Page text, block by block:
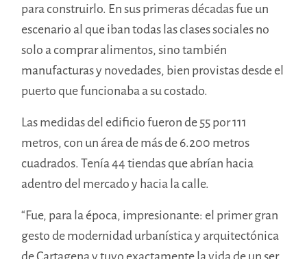
para construirlo. En sus primeras décadas fue un
escenario al que iban todas las clases sociales no
solo a comprar alimentos, sino también
manufacturas y novedades, bien provistas desde el
puerto que funcionaba a su costado.
Las medidas del edificio fueron de 55 por 111
metros, con un área de más de 6.200 metros
cuadrados. Tenía 44 tiendas que abrían hacia
adentro del mercado y hacia la calle.
“Fue, para la época, impresionante: el primer gran
gesto de modernidad urbanística y arquitectónica